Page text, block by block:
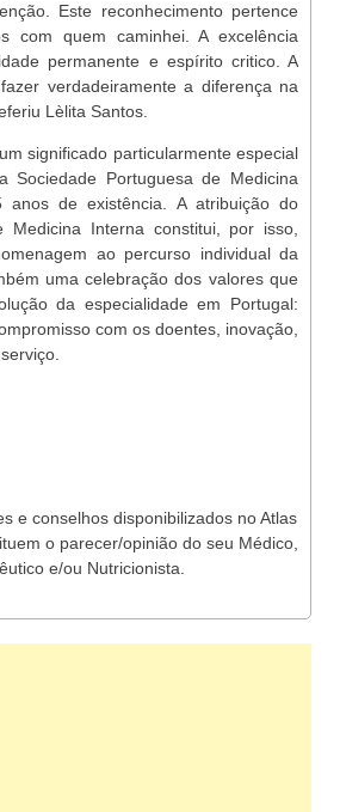
Este reconhecimento pertence
com quem caminhei. A excelência
permanente e espírito critico. A
verdadeiramente a diferença na
Lèlita Santos.
significado particularmente especial
Sociedade Portuguesa de Medicina
anos de existência. A atribuição do
Medicina Interna constitui, por isso,
ao percurso individual da
uma celebração dos valores que
da especialidade em Portugal:
com os doentes, inovação,
e conselhos disponibilizados no Atlas
o parecer/opinião do seu Médico,
e/ou Nutricionista.